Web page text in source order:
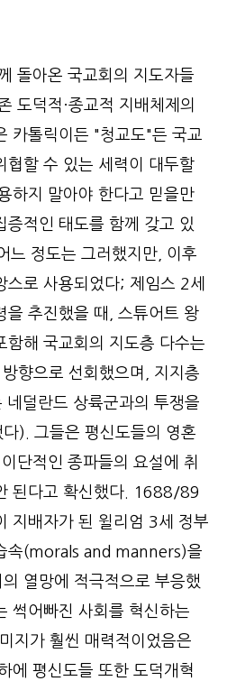
돌아온 국교회의 지도자들
도덕적·종교적 지배체제의
카톨릭이든 "청교도"든 국교
협할 수 있는 세력이 대두할
하지 말아야 한다고 믿을만
증적인 태도를 함께 갖고 있
느 정도는 그러했지만, 이후
스로 사용되었다; 제임스 2세
을 추진했을 때, 스튜어트 왕
함해 국교회의 지도층 다수는
향으로 선회했으며, 지지층
덜란드 상륙군과의 투쟁을
). 그들은 평신도들의 영혼
단적인 종파들의 요설에 취
된다고 확신했다. 1688/89
지배자가 된 윌리엄 3세 정부
속(morals and manners)을
열망에 적극적으로 부응했
썩어빠진 사회를 혁신하는
지가 훨씬 매력적이었음은
에 평신도들 또한 도덕개혁